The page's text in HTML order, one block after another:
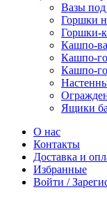
Вазы под
Горшки
Горшки-
Кашпо-
Кашпо-
Кашпо-
Ящики
О нас
Контакты
Доставка и
Избранные
Войти /